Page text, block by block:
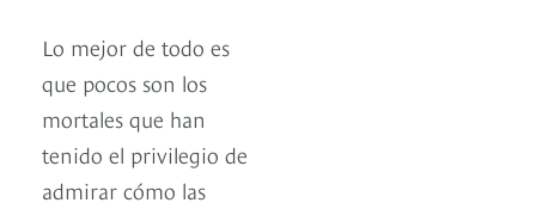
Lo mejor de todo es
que pocos son los
mortales que han
tenido el privilegio de
admirar cómo las